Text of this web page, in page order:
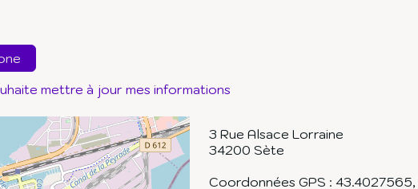
mettre à jour mes informations
3 Rue Alsace Lorraine
34200 Sète
Coordonnées GPS : 43.4027565,